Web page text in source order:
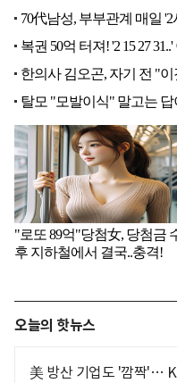
오늘의 핫뉴스
美 방산 기업도 '깜짝'…